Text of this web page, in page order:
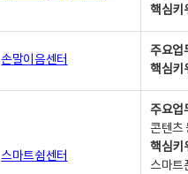
핵심키
손말이음센터
주요업
핵심키
스마트쉼센터
주요업
콘텐츠
핵심키
스마트